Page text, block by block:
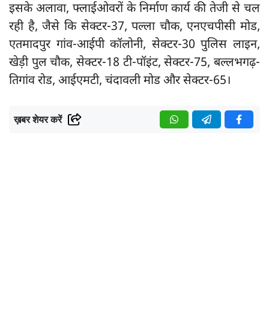
इसके अलावा, फ्लाईओवरों के निर्माण कार्य की तेजी से चल
रही है, जैसे कि सेक्टर-37, पल्ला चौक, एनएचपीसी मोड,
एतमादपुर गांव-आईपी कॉलोनी, सेक्टर-30 पुलिस लाइन,
खेड़ी पुल चौक, सेक्टर-18 टी-पॉइंट, सेक्टर-75, बल्लभगढ़-
तिगांव रोड, आईएमटी, चंदावली मोड और सेक्टर-65।
ख़बर शेयर करें